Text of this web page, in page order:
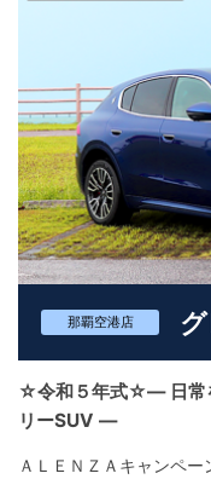
那覇空港店
☆令和５年式☆― 日常
リーSUV ―
ＡＬＥＮＺＡキャンペー